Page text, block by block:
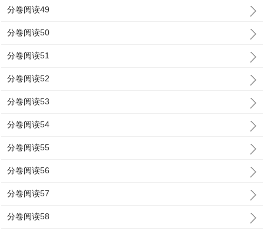
分卷阅读49
分卷阅读50
分卷阅读51
分卷阅读52
分卷阅读53
分卷阅读54
分卷阅读55
分卷阅读56
分卷阅读57
分卷阅读58